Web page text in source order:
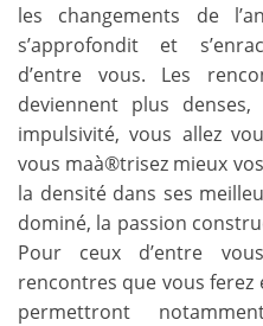
les changements de
s’approfondit et
d’entre vous. Les
deviennent plus
impulsivité, vous allez
vous maà®trisez mieux
la densité dans ses
dominé, la passion
Pour ceux d’entre
rencontres que vous
permettront